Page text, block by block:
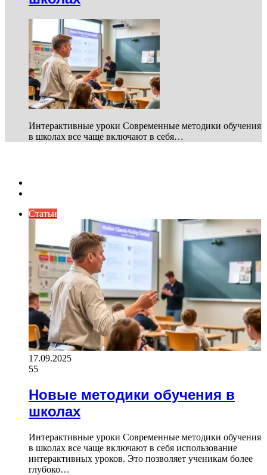
Интерактивные уроки Современные методики обучения
в школах все чаще включают в себя…
Статьи
17.09.2025
55
Новые методики обучения в
школах
Интерактивные уроки Современные методики обучения
в школах все чаще включают в себя использование
интерактивных уроков. Это позволяет ученикам более
глубоко…